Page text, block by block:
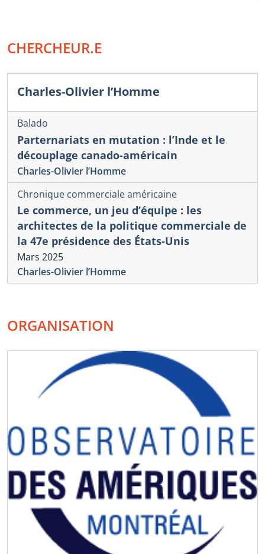
CHERCHEUR.E
Charles-Olivier l’Homme
Balado
Parternariats en mutation : l’Inde et le
découplage canado-américain
Charles-Olivier l’Homme
Chronique commerciale américaine
Le commerce, un jeu d’équipe : les
architectes de la politique commerciale de
la 47e présidence des États-Unis
Mars 2025
Charles-Olivier l’Homme
ORGANISATION